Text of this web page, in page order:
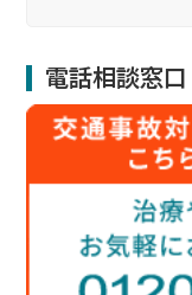
電話相談窓口